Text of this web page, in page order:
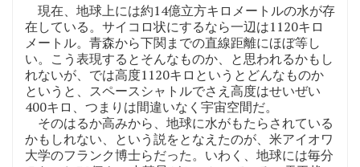
現在、地球上には約14億立方キロメートルの水が存
在している。サイコロ状にするなら一辺は1120キロ
メートル。青森から下関までの直線距離にほぼ等し
い。こう表現するとそんなものか、と思われるかもし
れないが、では高度1120キロというとどんなものか
というと、スペースシャトルでさえ高度はせいぜい
400キロ、つまりは間違いなく宇宙空間だ。
そのはるか高みから、地球に水がもたらされている
かもしれない、という説をとなえたのが、米アイオワ
大学のフランク博士らだった。いわく、地球には毎分